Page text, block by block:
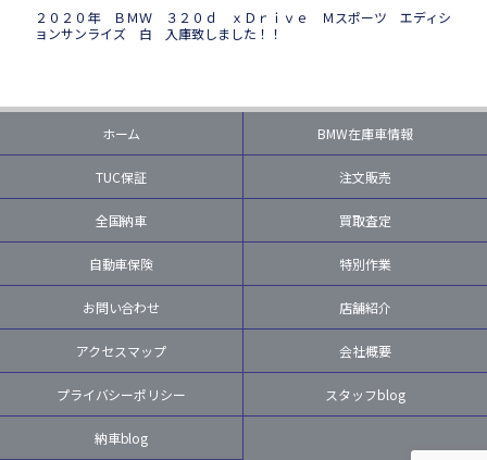
２０２０年 ＢＭＷ ３２０ｄ ｘＤｒｉｖｅ Ｍスポーツ エディシ
ョンサンライズ 白 入庫致しました！！
ホーム BMW在庫車情報
TUC保証 注文販売
全国納車 買取査定
自動車保険 特別作業
お問い合わせ 店舗紹介
アクセスマップ 会社概要
プライバシーポリシー スタッフblog
納車blog